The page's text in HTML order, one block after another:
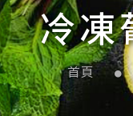
冷凍
首頁